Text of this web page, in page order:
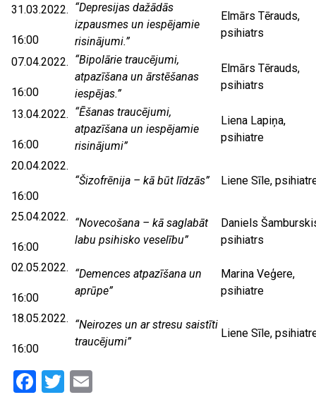
31.03.2022.
16:00
“Depresijas dažādās
izpausmes un iespējamie
risinājumi.”
Elmārs Tērauds,
psihiatrs
07.04.2022.
16:00
“Bipolārie traucējumi,
atpazīšana un ārstēšanas
iespējas.”
Elmārs Tērauds,
psihiatrs
13.04.2022.
16:00
“Ēšanas traucējumi,
atpazīšana un iespējamie
risinājumi”
Liena Lapiņa,
psihiatre
20.04.2022.
16:00
“Šizofrēnija – kā būt līdzās” Liene Sīle,
25.04.2022.
16:00
“Novecošana – kā saglabāt
labu psihisko veselību”
Daniels
psihiatrs
02.05.2022.
16:00
“Demences atpazīšana un
aprūpe”
Marina Veģere,
psihiatre
18.05.2022.
16:00
“Neirozes un ar stresu saistīti
traucējumi”
Liene Sīle,
Facebook
Twitter